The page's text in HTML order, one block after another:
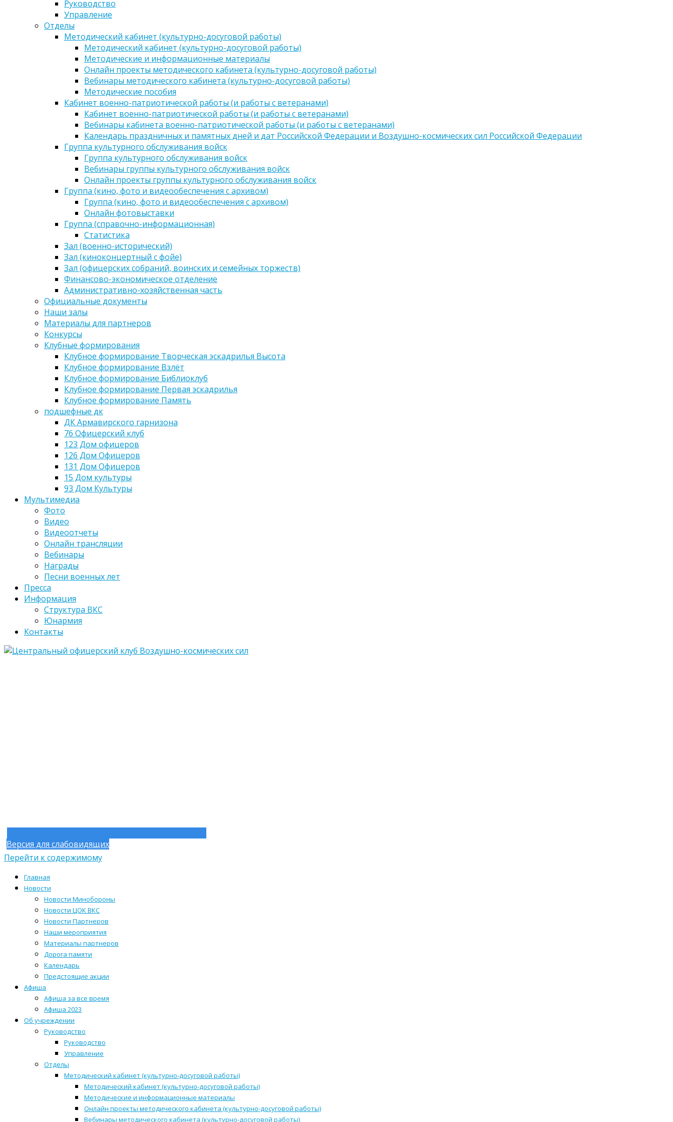
Руководство
Управление
Отделы
Методический кабинет (культурно-досуговой работы)
Методический кабинет (культурно-досуговой работы)
Методические и информационные материалы
Онлайн проекты методического кабинета (культурно-досуговой работы)
Вебинары методического кабинета (культурно-досуговой работы)
Методические пособия
Кабинет военно-патриотической работы (и работы с ветеранами)
Кабинет военно-патриотической работы (и работы с ветеранами)
Вебинары кабинета военно-патриотической работы (и работы с ветеранами)
Календарь праздничных и памятных дней и дат Российской Федерации и Воздушно-космических сил Российской Федерации
Группа культурного обслуживания войск
Группа культурного обслуживания войск
Вебинары группы культурного обслуживания войск
Онлайн проекты группы культурного обслуживания войск
Группа (кино, фото и видеообеспечения с архивом)
Группа (кино, фото и видеообеспечения с архивом)
Онлайн фотовыставки
Группа (справочно-информационная)
Статистика
Зал (военно-исторический)
Зал (киноконцертный с фойе)
Зал (офицерских собраний, воинских и семейных торжеств)
Финансово-экономическое отделение
Административно-хозяйственная часть
Официальные документы
Наши залы
Материалы для партнеров
Конкурсы
Клубные формирования
Клубное формирование Творческая эскадрилья Высота
Клубное формирование Взлёт
Клубное формирование Библиоклуб
Клубное формирование Первая эскадрилья
Клубное формирование Память
подшефные дк
ДК Армавирского гарнизона
76 Офицерский клуб
123 Дом офицеров
126 Дом Офицеров
131 Дом Офицеров
15 Дом культуры
93 Дом Культуры
Мультимедиа
Фото
Видео
Видеоотчеты
Онлайн трансляции
Вебинары
Награды
Песни военных лет
Пресса
Информация
Структура ВКС
Юнармия
Контакты
Версия для слабовидящих
Перейти к содержимому
Главная
Новости
Новости Минобороны
Новости ЦОК ВКС
Новости Партнеров
Наши мероприятия
Материалы партнеров
Дорога памяти
Календарь
Предстоящие акции
Афиша
Афиша за все время
Афиша 2023
Об учреждении
Руководство
Руководство
Управление
Отделы
Методический кабинет (культурно-досуговой работы)
Методический кабинет (культурно-досуговой работы)
Методические и информационные материалы
Онлайн проекты методического кабинета (культурно-досуговой работы)
Вебинары методического кабинета (культурно-досуговой работы)